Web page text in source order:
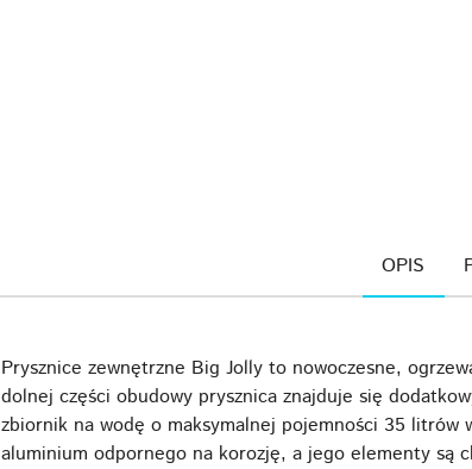
OPIS
Prysznice zewnętrzne Big Jolly to nowoczesne,
dolnej części obudowy prysznica znajduje się
zbiornik na wodę o maksymalnej pojemności 35 litrów
aluminium odpornego na korozję, a jego elementy są